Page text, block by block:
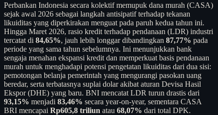
Perbankan Indonesia secara kolektif memupuk dana murah (CASA)
sejak awal 2026 sebagai langkah antisipatif terhadap tekanan
likuiditas yang diperkirakan menguat pada paruh kedua tahun ini.
Hingga Maret 2026, rasio kredit terhadap pendanaan (LDR) industri
tercatat di 84,65%, jauh lebih longgar dibandingkan 87,77% pada
periode yang sama tahun sebelumnya. Ini menunjukkan bank
sengaja menahan ekspansi kredit dan memperkuat basis pendanaan
murah untuk menghadapi potensi pengetatan likuiditas dari dua sisi:
pemotongan belanja pemerintah yang mengurangi pasokan uang
beredar, serta terbatasnya suplai dolar akibat aturan Devisa Hasil
Ekspor (DHE) yang baru. BNI mencatat LDR turun drastis dari
93,15% menjadi 83,46% secara year-on-year, sementara CASA
BRI mencapai Rp605,8 triliun atau 68,07% dari total DPK.